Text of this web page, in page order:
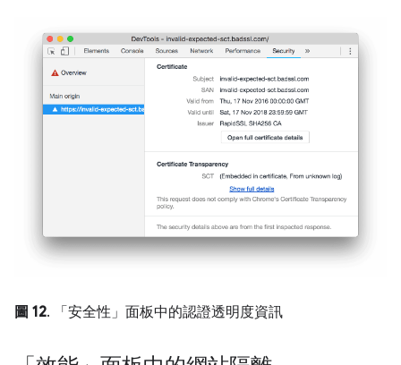
圖 12. 「安全性」面板中的認證透明度資訊